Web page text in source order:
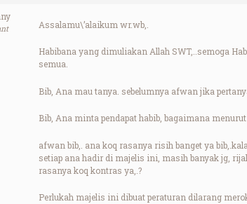
Assalamu\’alaikum wr.wb,.
Habibana yang dimuliakan Allah SWT,..semoga
semua.
Bib, Ana mau tanya. sebelumnya afwan jika
Bib, Ana minta pendapat habib, bagaimana
afwan bib,. ana koq rasanya risih banget ya
setiap ana hadir di majelis ini, masih banyak jg,
rasanya koq kontras ya,.?
Perlukah majelis ini dibuat peraturan dilarang